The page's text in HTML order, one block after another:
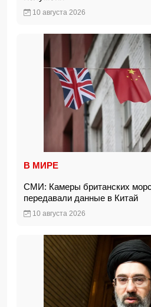
10 августа 2026
В МИРЕ
СМИ: Камеры британских
передавали данные в Китай
10 августа 2026